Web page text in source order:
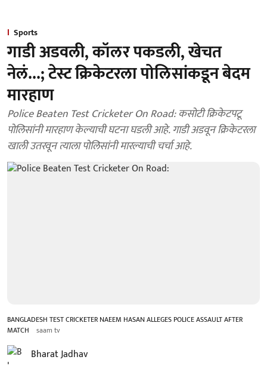
Sports
गाडी अडवली, कॉलर पकडली, खेचत
नेलं...; टेस्ट क्रिकेटरला पोलिसांकडून बेदम
मारहाण
Police Beaten Test Cricketer On Road: कसोटी क्रिकेटपटू
पोलिसांनी मारहाण केल्याची घटना घडली आहे. गाडी अडवून क्रिकेटरला
खाली उतरवून त्याला पोलिसांनी मारल्याची चर्चा आहे.
BANGLADESH TEST CRICKETER NAEEM HASAN ALLEGES POLICE ASSAULT AFTER
MATCH
saam tv
Bharat Jadhav